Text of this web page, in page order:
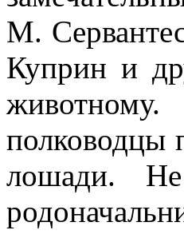
М.
Куприн и
полководцы
лошади.